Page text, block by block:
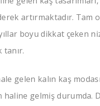
artırmaktadır.
boyu dikkat çeken
tanır.
gelen kalın kaş
haline gelmiş durumda.